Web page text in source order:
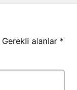
Gerekli alanlar *